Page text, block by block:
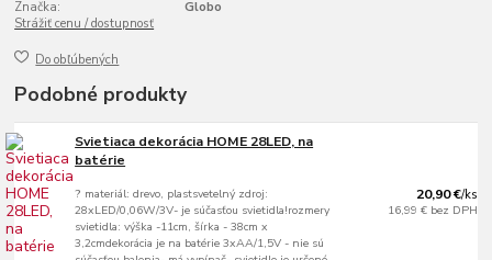
Značka:
Globo
Strážiť cenu / dostupnosť
Do obľúbených
Podobné produkty
Svietiaca dekorácia HOME 28LED, na
batérie
? materiál: drevo, plastsvetelný zdroj:
28xLED/0,06W/3V- je súčasťou svietidla!rozmery
svietidla: výška -11cm, šírka - 38cm x
3,2cmdekorácia je na batérie 3xAA/1,5V - nie sú
20,90 €/ks
16,99 € bez DPH